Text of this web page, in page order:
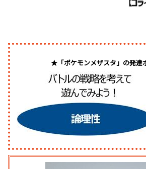
★「ポケモンメザスタ」の発達